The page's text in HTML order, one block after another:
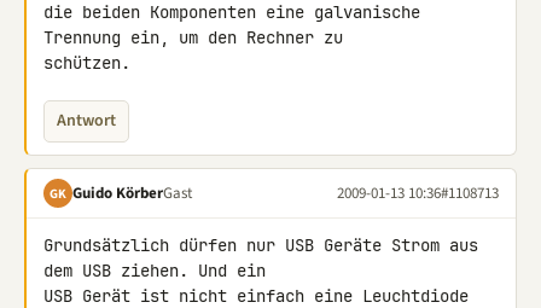
die beiden Komponenten eine galvanische
Trennung ein, um den Rechner zu
schützen.
Antwort
GK Guido KörberGast 2009-01-13 10:36#1108713
Grundsätzlich dürfen nur USB Geräte Strom aus
dem USB ziehen. Und ein
USB Gerät ist nicht einfach eine Leuchtdiode